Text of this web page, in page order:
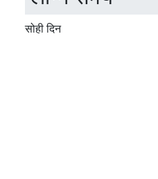
सोही दिन